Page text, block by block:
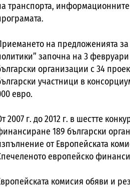
транспорта,
на предложенията
започна на 3
организации с 34
участници в
евро.
2007 г. до 2012 г. в шестте
189 български
от Европейската
европейско
комисия обяви и